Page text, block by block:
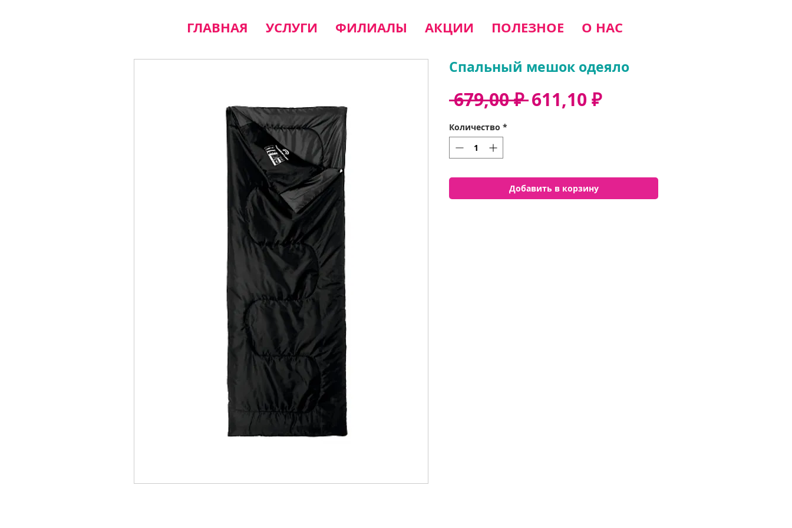
ГЛАВНАЯ УСЛУГИ ФИЛИАЛЫ АКЦИИ ПОЛЕЗНОЕ О НАС
Спальный мешок одеяло
679,00 ₽ Обычная
611,10 ₽Спеццена
Количество *
Добавить в корзину